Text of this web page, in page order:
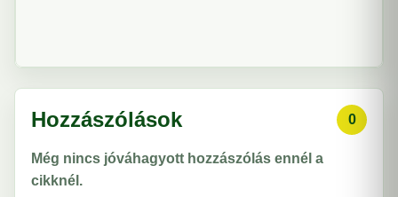
Hozzászólások 0
Még nincs jóváhagyott hozzászólás ennél a
cikknél.